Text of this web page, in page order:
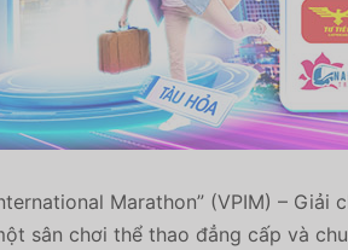
Marathon” (VPIM) – Giải
sân chơi thể thao đẳng cấp và